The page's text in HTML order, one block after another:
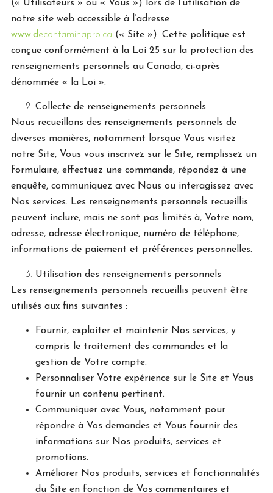
(« Utilisateurs » ou « Vous ») lors de l’utilisation de
notre site web accessible à l’adresse
www.decontaminapro.ca (« Site »). Cette politique est
conçue conformément à la Loi 25 sur la protection des
renseignements personnels au Canada, ci-après
dénommée « la Loi ».
Collecte de renseignements personnels
Nous recueillons des renseignements personnels de
diverses manières, notamment lorsque Vous visitez
notre Site, Vous vous inscrivez sur le Site, remplissez un
formulaire, effectuez une commande, répondez à une
enquête, communiquez avec Nous ou interagissez avec
Nos services. Les renseignements personnels recueillis
peuvent inclure, mais ne sont pas limités à, Votre nom,
adresse, adresse électronique, numéro de téléphone,
informations de paiement et préférences personnelles.
Utilisation des renseignements personnels
Les renseignements personnels recueillis peuvent être
utilisés aux fins suivantes :
Fournir, exploiter et maintenir Nos services, y
compris le traitement des commandes et la
gestion de Votre compte.
Personnaliser Votre expérience sur le Site et Vous
fournir un contenu pertinent.
Communiquer avec Vous, notamment pour
répondre à Vos demandes et Vous fournir des
informations sur Nos produits, services et
promotions.
Améliorer Nos produits, services et fonctionnalités
du Site en fonction de Vos commentaires et